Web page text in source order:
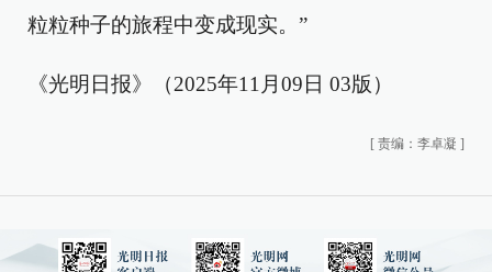
粒粒种子的旅程中变成现实。”
《光明日报》（2025年11月09日 03版）
[ 责编：李卓凝 ]